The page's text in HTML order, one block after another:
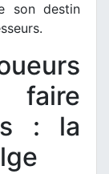
son destin
faire
: la